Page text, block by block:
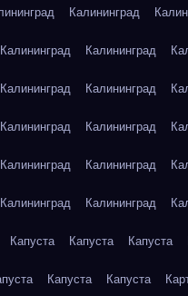
Калининград
Калининград Калининград
Калининград Калининград
Калининград Калининград
Калининград Калининград
Калининград Калининград
Капуста Капуста Капуста
Капуста Капуста